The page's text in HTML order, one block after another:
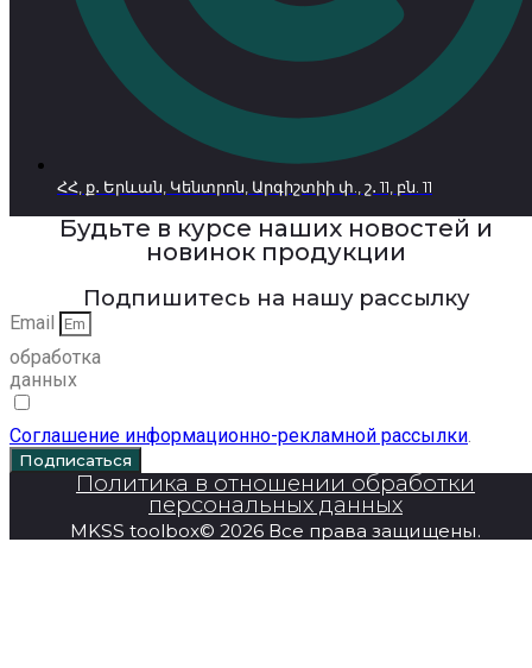
ՀՀ, ք․ Երևան, Կենտրոն, Արգիշտիի փ., շ․ 11, բն. 11
Будьте в курсе наших новостей и
новинок продукции
Подпишитесь на нашу рассылку
Email
обработка
данных
Соглашение информационно-рекламной рассылки.
Подписаться
Политика в отношении обработки
персональных данных
MKSS toolbox© 2026 Все права защищены.